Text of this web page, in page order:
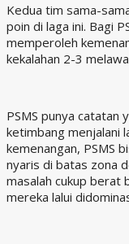
Kedua tim sama-
poin di laga ini. Bagi
memperoleh
kekalahan 2-3
PSMS punya catatan
ketimbang menjalani
kemenangan, PSMS
nyaris di batas zona
masalah cukup berat
mereka lalui